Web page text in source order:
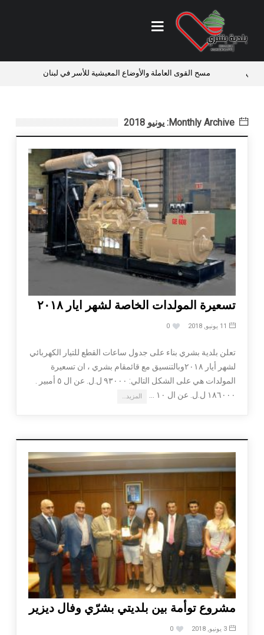
مسح القوى العاملة والأوضاع المعيشية للأسر في لبنان
تسعيرة المولدات الخاصة لشهر ايار ٢٠١٨
11 يونيو, 2018 0
تعلن بلدية بشري بناء على جدول ساعات القطع للتيار الكهربائي
لشهر أيار ٢٠١٨وبالتنسيق مع قائمقام بشري ، ان تسعيرة
المولدات هي على الشكل التالي: ٩٣٠٠٠ ل.ل. عن ال ٥ أمبير .
١٨٦٠٠٠ ل.ل. عن ال ١٠ …
المزيد…
مشروع توأمة بين بلديتي بشرّي وفال ديزير
3 يونيو, 2018 0